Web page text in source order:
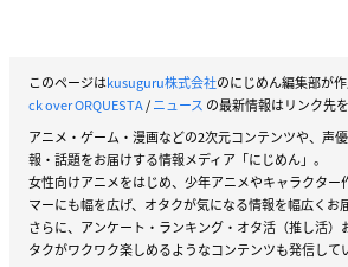
曲:YASUHIRO(康寛)
12.「Null」朱鷺橙零士(CV:緑川光)作詞・
13.「CLOQUESTA」奥井雅美作詞:大河ゆ
STUDIO)
Disc2
VoiceDrama”Aleajactaest!”
このページはkusuguru株式会社のにじめん編集部が
ck over ORQUESTA/ニュース の最新情報はリンク先
アニメ・ゲーム・漫画などの2次元コンテンツや、声
報・話題をお届けする情報メディア「にじめん」。
女性向けアニメをはじめ、少年アニメやキャラクター
マーにも幅を広げ、オタクが気になる情報を幅広くお
さらに、アンケート・ランキング・オタ活（推し活）
タクがワクワク楽しめるようなコンテンツも発信して